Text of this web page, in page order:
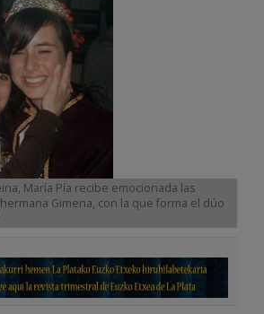
María Pía recibe emocionada las
Gimena, con la que forma el dúo